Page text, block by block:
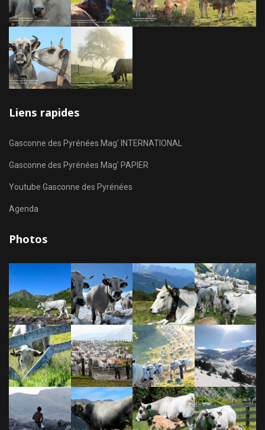
Liens rapides
Gasconne des Pyrénées Mag' INTERNATIONAL
Gasconne des Pyrénées Mag' PAPIER
Youtube Gasconne des Pyrénées
Agenda
Photos